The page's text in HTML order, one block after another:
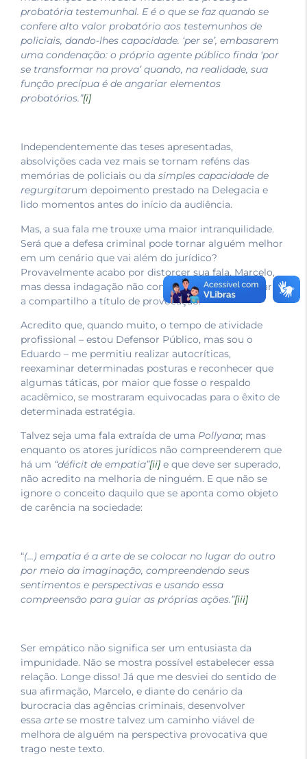
probatória testemunhal. E é o que se faz quando se
confere alto valor probatório aos testemunhos de
policiais, dando-lhes capacidade. ‘per se’, embasarem
uma condenação: o próprio agente público finda ‘por
se transformar na prova’ quando, na realidade, sua
função precípua é de angariar elementos
probatórios.”[i]
Independentemente das teses apresentadas,
absolvições cada vez mais se tornam reféns das
memórias de policiais ou da simples capacidade de
regurgitarum depoimento prestado na Delegacia e
lido momentos antes do início da audiência.
Mas, a sua fala me trouxe uma maior intranquilidade.
Será que a defesa criminal pode tornar alguém melhor
em um cenário que vai além do jurídico?
Provavelmente acabo por distorcer sua fala, Marcelo,
mas dessa indagação não consegui me desvencilhar e
a compartilho a título de provocação.
Acredito que, quando muito, o tempo de atividade
profissional – estou Defensor Público, mas sou o
Eduardo – me permitiu realizar autocríticas,
reexaminar determinadas posturas e reconhecer que
algumas táticas, por maior que fosse o respaldo
acadêmico, se mostraram equivocadas para o êxito de
determinada estratégia.
Talvez seja uma fala extraída de uma Pollyana; mas
enquanto os atores jurídicos não compreenderem que
há um “déficit de empatia”[ii] e que deve ser superado,
não acredito na melhoria de ninguém. E que não se
ignore o conceito daquilo que se aponta como objeto
de carência na sociedade:
“(…) empatia é a arte de se colocar no lugar do outro
por meio da imaginação, compreendendo seus
sentimentos e perspectivas e usando essa
compreensão para guiar as próprias ações.”[iii]
Ser empático não significa ser um entusiasta da
impunidade. Não se mostra possível estabelecer essa
relação. Longe disso! Já que me desviei do sentido de
sua afirmação, Marcelo, e diante do cenário da
burocracia das agências criminais, desenvolver
essa arte se mostre talvez um caminho viável de
melhora de alguém na perspectiva provocativa que
trago neste texto.